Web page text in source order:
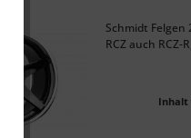
Schmidt Felgen
RCZ auch RCZ-
Inhalt